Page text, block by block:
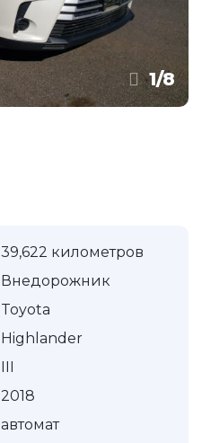
1/8
39,622 километров
Внедорожник
Toyota
Highlander
III
2018
автомат